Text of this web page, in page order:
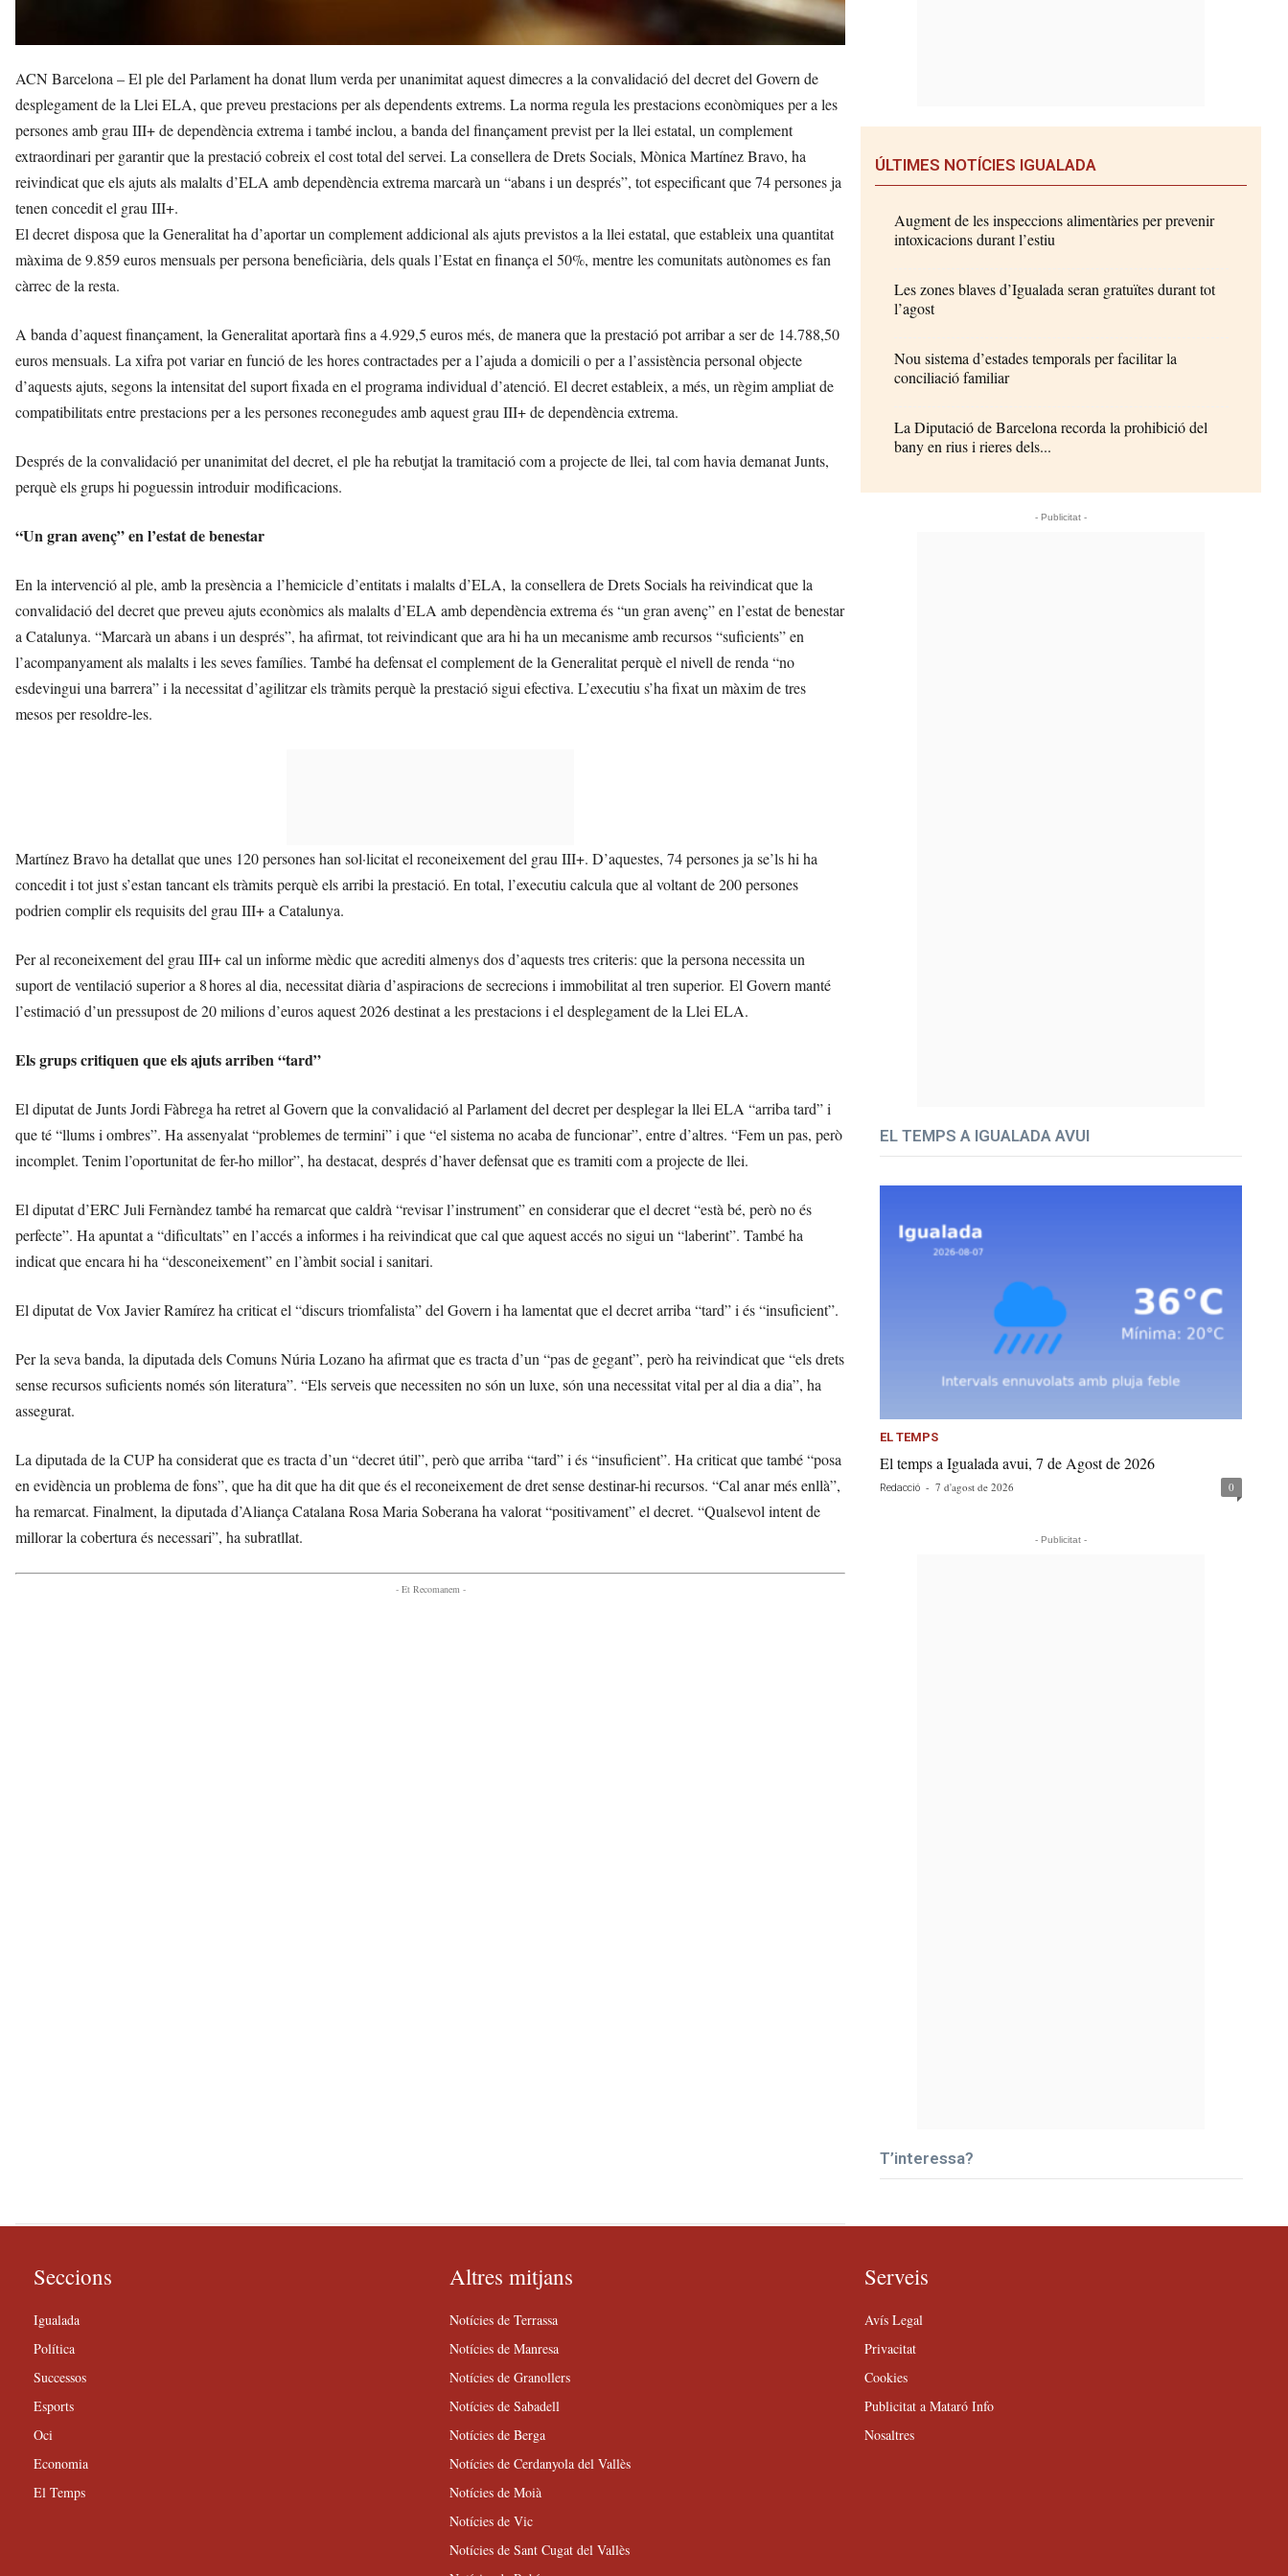
ACN Barcelona – El ple del Parlament ha donat llum verda per unanimitat aquest dimecres a la convalidació del decret del Govern de
desplegament de la Llei ELA, que preveu prestacions per als dependents extrems. La norma regula les prestacions econòmiques per a les
persones amb grau III+ de dependència extrema i també inclou, a banda del finançament previst per la llei estatal, un complement
extraordinari per garantir que la prestació cobreix el cost total del servei. La consellera de Drets Socials, Mònica Martínez Bravo, ha
reivindicat que els ajuts als malalts d’ELA amb dependència extrema marcarà un “abans i un després”, tot especificant que 74 persones ja
tenen concedit el grau III+.
El decret disposa que la Generalitat ha d’aportar un complement addicional als ajuts previstos a la llei estatal, que estableix una quantitat
màxima de 9.859 euros mensuals per persona beneficiària, dels quals l’Estat en finança el 50%, mentre les comunitats autònomes es fan
càrrec de la resta.
A banda d’aquest finançament, la Generalitat aportarà fins a 4.929,5 euros més, de manera que la prestació pot arribar a ser de 14.788,50
euros mensuals. La xifra pot variar en funció de les hores contractades per a l’ajuda a domicili o per a l’assistència personal objecte
d’aquests ajuts, segons la intensitat del suport fixada en el programa individual d’atenció. El decret estableix, a més, un règim ampliat de
compatibilitats entre prestacions per a les persones reconegudes amb aquest grau III+ de dependència extrema.
Després de la convalidació per unanimitat del decret, el ple ha rebutjat la tramitació com a projecte de llei, tal com havia demanat Junts,
perquè els grups hi poguessin introduir modificacions.
“Un gran avenç” en l’estat de benestar
En la intervenció al ple, amb la presència a l’hemicicle d’entitats i malalts d’ELA, la consellera de Drets Socials ha reivindicat que la
convalidació del decret que preveu ajuts econòmics als malalts d’ELA amb dependència extrema és “un gran avenç” en l’estat de benestar
a Catalunya. “Marcarà un abans i un després”, ha afirmat, tot reivindicant que ara hi ha un mecanisme amb recursos “suficients” en
l’acompanyament als malalts i les seves famílies. També ha defensat el complement de la Generalitat perquè el nivell de renda “no
esdevingui una barrera” i la necessitat d’agilitzar els tràmits perquè la prestació sigui efectiva. L’executiu s’ha fixat un màxim de tres
mesos per resoldre-les.
Martínez Bravo ha detallat que unes 120 persones han sol·licitat el reconeixement del grau III+. D’aquestes, 74 persones ja se’ls hi ha
concedit i tot just s’estan tancant els tràmits perquè els arribi la prestació. En total, l’executiu calcula que al voltant de 200 persones
podrien complir els requisits del grau III+ a Catalunya.
Per al reconeixement del grau III+ cal un informe mèdic que acrediti almenys dos d’aquests tres criteris: que la persona necessita un
suport de ventilació superior a 8 hores al dia, necessitat diària d’aspiracions de secrecions i immobilitat al tren superior. El Govern manté
l’estimació d’un pressupost de 20 milions d’euros aquest 2026 destinat a les prestacions i el desplegament de la Llei ELA.
Els grups critiquen que els ajuts arriben “tard”
El diputat de Junts Jordi Fàbrega ha retret al Govern que la convalidació al Parlament del decret per desplegar la llei ELA “arriba tard” i
que té “llums i ombres”. Ha assenyalat “problemes de termini” i que “el sistema no acaba de funcionar”, entre d’altres. “Fem un pas, però
incomplet. Tenim l’oportunitat de fer-ho millor”, ha destacat, després d’haver defensat que es tramiti com a projecte de llei.
El diputat d’ERC Juli Fernàndez també ha remarcat que caldrà “revisar l’instrument” en considerar que el decret “està bé, però no és
perfecte”. Ha apuntat a “dificultats” en l’accés a informes i ha reivindicat que cal que aquest accés no sigui un “laberint”. També ha
indicat que encara hi ha “desconeixement” en l’àmbit social i sanitari.
El diputat de Vox Javier Ramírez ha criticat el “discurs triomfalista” del Govern i ha lamentat que el decret arriba “tard” i és “insuficient”.
Per la seva banda, la diputada dels Comuns Núria Lozano ha afirmat que es tracta d’un “pas de gegant”, però ha reivindicat que “els drets
sense recursos suficients només són literatura”. “Els serveis que necessiten no són un luxe, són una necessitat vital per al dia a dia”, ha
assegurat.
La diputada de la CUP ha considerat que es tracta d’un “decret útil”, però que arriba “tard” i és “insuficient”. Ha criticat que també “posa
en evidència un problema de fons”, que ha dit que ha dit que és el reconeixement de dret sense destinar-hi recursos. “Cal anar més enllà”,
ha remarcat. Finalment, la diputada d’Aliança Catalana Rosa Maria Soberana ha valorat “positivament” el decret. “Qualsevol intent de
millorar la cobertura és necessari”, ha subratllat.
- Et Recomanem -
ÚLTIMES NOTÍCIES IGUALADA
Augment de les inspeccions alimentàries per prevenir
intoxicacions durant l’estiu
Les zones blaves d’Igualada seran gratuïtes durant tot
l’agost
Nou sistema d’estades temporals per facilitar la
conciliació familiar
La Diputació de Barcelona recorda la prohibició del
bany en rius i rieres dels...
- Publicitat -
EL TEMPS A IGUALADA AVUI
EL TEMPS
El temps a Igualada avui, 7 de Agost de 2026
Redacció - 7 d'agost de 2026 0
- Publicitat -
T’interessa?
Seccions
Igualada
Política
Successos
Esports
Oci
Economia
El Temps
Altres mitjans
Notícies de Terrassa
Notícies de Manresa
Notícies de Granollers
Notícies de Sabadell
Notícies de Berga
Notícies de Cerdanyola del Vallès
Notícies de Moià
Notícies de Vic
Notícies de Sant Cugat del Vallès
Serveis
Avís Legal
Privacitat
Cookies
Publicitat a Mataró Info
Nosaltres